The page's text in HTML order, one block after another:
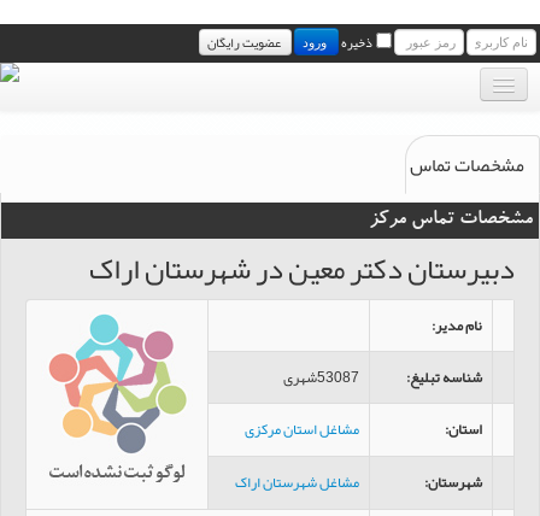
ذخیره ورود عضویت رایگان
بانک موبایل مشاغل
مجله خبری مشاغل
سامانه پیامک رایگان مشاغل
تماس با ما
مشخصات تماس
مشخصات تماس مرکز
دبيرستان دکتر معين در شهرستان اراک
نام مدیر:
شناسه تبلیغ:
53087شهری
استان:
مشاغل استان مرکزی
شهرستان:
مشاغل شهرستان اراک